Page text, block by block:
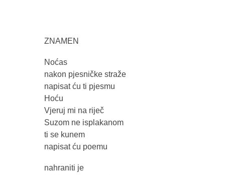
ZNAMEN
Noćas
nakon pjesničke straže
napisat ću ti pjesmu
Hoću
Vjeruj mi na riječ
Suzom ne isplakanom
ti se kunem
napisat ću poemu
nahraniti je